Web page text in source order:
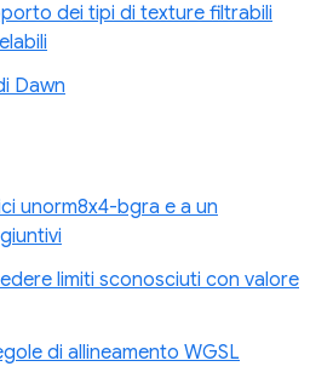
dei tipi di texture filtrabili
Dawn
unorm8x4-bgra e a un
limiti sconosciuti con valore
di allineamento WGSL